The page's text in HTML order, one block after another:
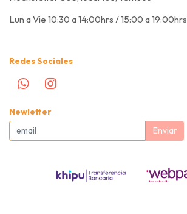
Lun a Vie 10:30 a 14:00hrs / 15:00 a 19:00hrs
Redes Sociales
Newletter
Enviar